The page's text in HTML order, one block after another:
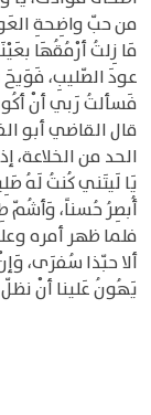
من حبّ واضِحةِ
مَا زِلتُ أرْمُقُهَا
عودَ الصّليبِ،
فَسألتُ رَبي أنْ
قال القاضي أبو
الحد من الخلاعة،
يَا لَيتَني كُنتُ لَهُ
أُبصِرُ حُسناً، وَأشُمّ
فلما ظهر أمره
ألا حبّذا سُفرَى،
يَهُونُ عَلينا أنْ نظلّ